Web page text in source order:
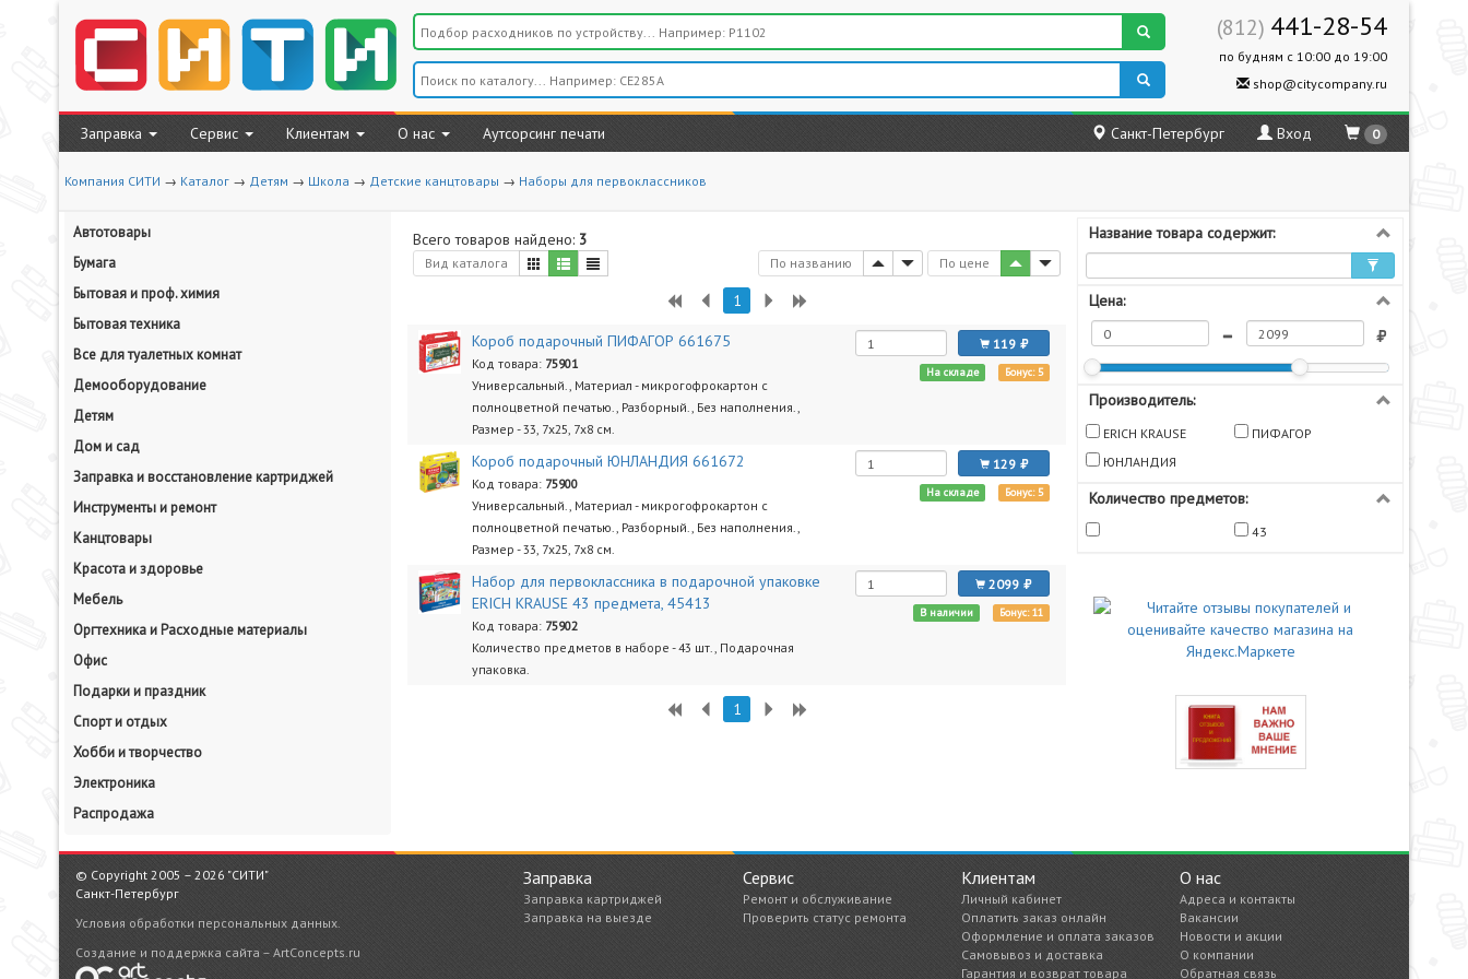
(812) 441-28-54
по будням с 10:00 до 19:00
shop@citycompany.ru
Заправка Сервис Клиентам О нас Аутсорсинг печати Санкт-Петербург Вход 0
Компания СИТИ → Каталог → Детям → Школа → Детские канцтовары → Наборы для первоклассников
Автотовары
Бумага
Бытовая и проф. химия
Бытовая техника
Все для туалетных комнат
Демооборудование
Детям
Дом и сад
Заправка и восстановление картриджей
Инструменты и ремонт
Канцтовары
Красота и здоровье
Мебель
Оргтехника и Расходные материалы
Офис
Подарки и праздник
Спорт и отдых
Хобби и творчество
Электроника
Распродажа
Название товара содержит:
Цена:
Производитель:
ERICH KRAUSE
ПИФАГОР
ЮНЛАНДИЯ
Количество предметов:
43
Всего товаров найдено: 3
Вид каталога По названию По цене
1
Короб подарочный ПИФАГОР 661675
Код товара: 75901
Универсальный., Материал - микрогофрокартон с
полноцветной печатью., Разборный., Без наполнения.,
Размер - 33, 7х25, 7х8 см.
119
На складе Бонус: 5
Короб подарочный ЮНЛАНДИЯ 661672
Код товара: 75900
Универсальный., Материал - микрогофрокартон с
полноцветной печатью., Разборный., Без наполнения.,
Размер - 33, 7х25, 7х8 см.
129
На складе Бонус: 5
Набор для первоклассника в подарочной упаковке
ERICH KRAUSE 43 предмета, 45413
Код товара: 75902
Количество предметов в наборе - 43 шт., Подарочная
упаковка.
2099
В наличии Бонус: 11
1
Заправка
Заправка картриджей
Заправка на выезде
Сервис
Ремонт и обслуживание
Проверить статус ремонта
Клиентам
Личный кабинет
Оплатить заказ онлайн
Оформление и оплата заказов
Самовывоз и доставка
Гарантия и возврат товара
О нас
Адреса и контакты
Вакансии
Новости и акции
О компании
Обратная связь
© Copyright 2005 – 2026 "СИТИ"
Санкт-Петербург
Условия обработки персональных данных.
Создание и поддержка сайта – ArtConcepts.ru